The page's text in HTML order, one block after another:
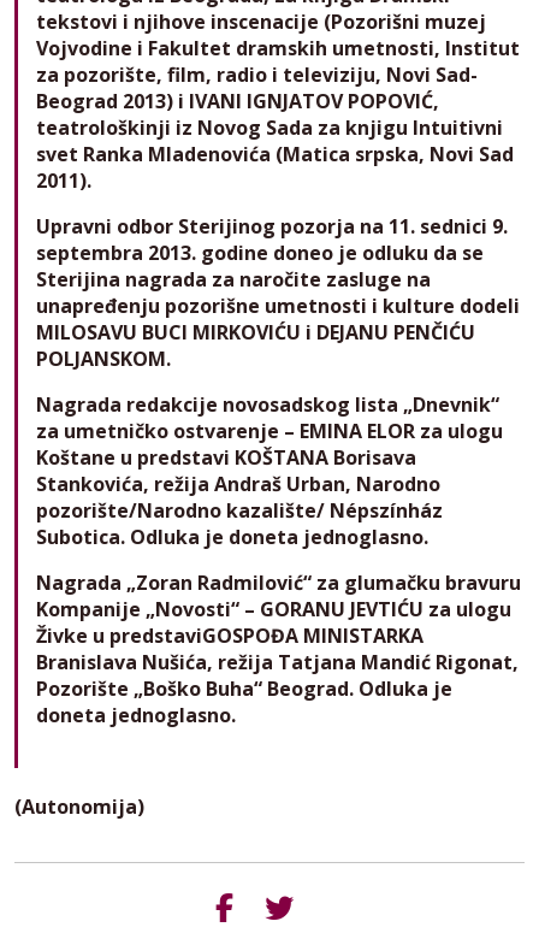
tekstovi i njihove inscenacije (Pozorišni muzej
Vojvodine i Fakultet dramskih umetnosti, Institut
za pozorište, film, radio i televiziju, Novi Sad-
Beograd 2013) i IVANI IGNJATOV POPOVIĆ,
teatrološkinji iz Novog Sada za knjigu Intuitivni
svet Ranka Mladenovića (Matica srpska, Novi Sad
2011).
Upravni odbor Sterijinog pozorja na 11. sednici 9.
septembra 2013. godine doneo je odluku da se
Sterijina nagrada za naročite zasluge na
unapređenju pozorišne umetnosti i kulture dodeli
MILOSAVU BUCI MIRKOVIĆU i DEJANU PENČIĆU
POLJANSKOM.
Nagrada redakcije novosadskog lista „Dnevnik“
za umetničko ostvarenje – EMINA ELOR za ulogu
Koštane u predstavi KOŠTANA Borisava
Stankovića, režija Andraš Urban, Narodno
pozorište/Narodno kazalište/ Népszínház
Subotica. Odluka je doneta jednoglasno.
Nagrada „Zoran Radmilović“ za glumačku bravuru
Kompanije „Novosti“ – GORANU JEVTIĆU za ulogu
Živke u predstaviGOSPOĐA MINISTARKA
Branislava Nušića, režija Tatjana Mandić Rigonat,
Pozorište „Boško Buha“ Beograd. Odluka je
doneta jednoglasno.
(Autonomija)